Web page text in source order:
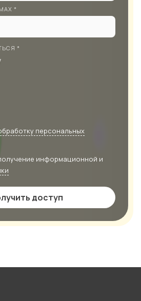
*
*
персональных
информационной и
доступ